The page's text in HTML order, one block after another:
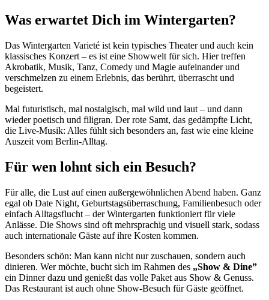
Was erwartet Dich im Wintergarten?
Das Wintergarten Varieté ist kein typisches Theater und auch kein
klassisches Konzert – es ist eine Showwelt für sich. Hier treffen
Akrobatik, Musik, Tanz, Comedy und Magie aufeinander und
verschmelzen zu einem Erlebnis, das berührt, überrascht und
begeistert.
Mal futuristisch, mal nostalgisch, mal wild und laut – und dann
wieder poetisch und filigran. Der rote Samt, das gedämpfte Licht,
die Live-Musik: Alles fühlt sich besonders an, fast wie eine kleine
Auszeit vom Berlin-Alltag.
Für wen lohnt sich ein Besuch?
Für alle, die Lust auf einen außergewöhnlichen Abend haben. Ganz
egal ob Date Night, Geburtstagsüberraschung, Familienbesuch oder
einfach Alltagsflucht – der Wintergarten funktioniert für viele
Anlässe. Die Shows sind oft mehrsprachig und visuell stark, sodass
auch internationale Gäste auf ihre Kosten kommen.
Besonders schön: Man kann nicht nur zuschauen, sondern auch
dinieren. Wer möchte, bucht sich im Rahmen des „Show & Dine”
ein Dinner dazu und genießt das volle Paket aus Show & Genuss.
Das Restaurant ist auch ohne Show-Besuch für Gäste geöffnet.